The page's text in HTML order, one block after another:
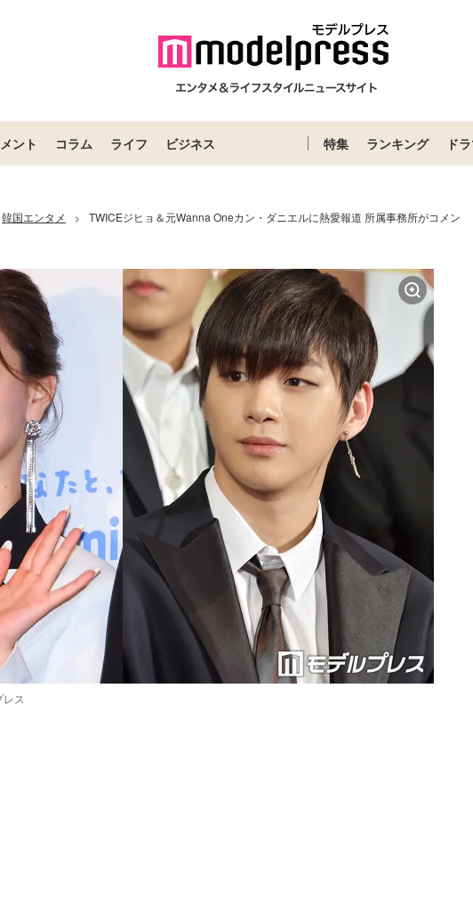
ント コラム ライフ ビジネス 特集 ランキング ド
韓国エンタメ >
TWICEジヒョ＆元Wanna Oneカン・ダニエルに熱愛報道 所属事務所がコメン
ス